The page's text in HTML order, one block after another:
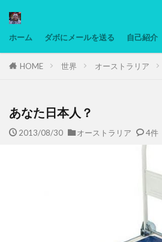
ホーム ダボにメールを送る 自己紹介
HOME 世界 オーストラリア
あなた日本人？
2013/08/30 オーストラリア 4件
タグ
マレーシア動画
日本人村社